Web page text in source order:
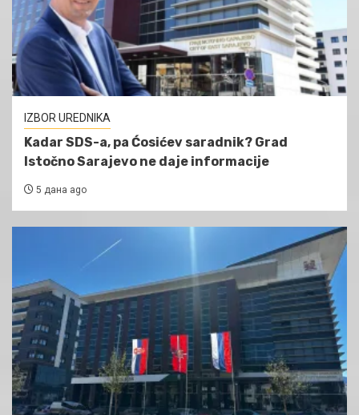
IZBOR UREDNIKA
Kadar SDS-a, pa Ćosićev saradnik? Grad
Istočno Sarajevo ne daje informacije
5 дана ago